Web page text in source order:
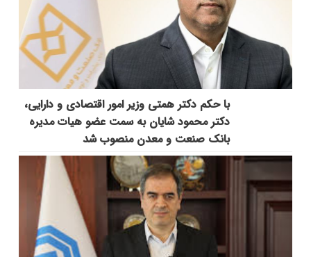
با حکم دکتر همتی وزیر امور اقتصادی و دارایی،
دکتر محمود شایان به سمت عضو هیات مدیره
بانک صنعت و معدن منصوب شد